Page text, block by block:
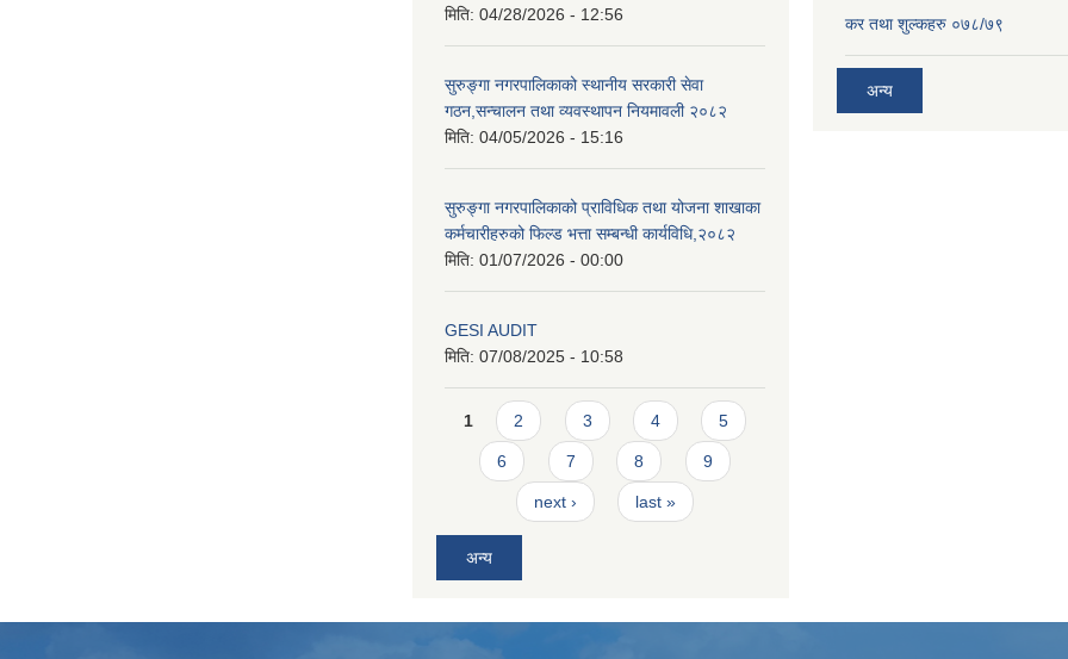
मिति: 04/28/2026 - 12:56
सुरुङ्गा नगरपालिकाको स्थानीय सरकारी सेवा
गठन,सन्चालन तथा व्यवस्थापन नियमावली २०८२
मिति: 04/05/2026 - 15:16
सुरुङ्गा नगरपालिकाको प्राविधिक तथा योजना शाखाका
कर्मचारीहरुको फिल्ड भत्ता सम्बन्धी कार्यविधि,२०८२
मिति: 01/07/2026 - 00:00
GESI AUDIT
मिति: 07/08/2025 - 10:58
Pages
1 2 3 4 5
6 7 8 9
next › last »
अन्य
कर तथा शुल्कहरु ०७८/७९
अन्य